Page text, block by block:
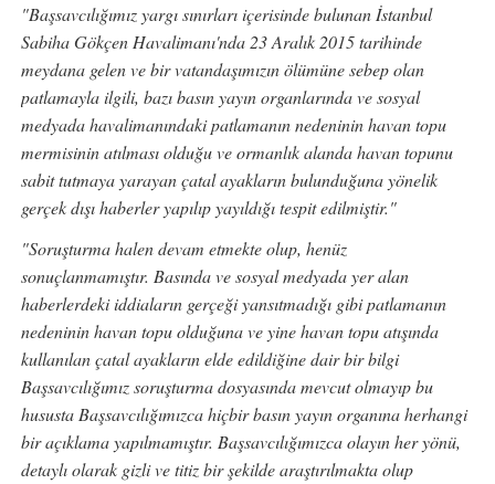
"Başsavcılığımız yargı sınırları içerisinde bulunan İstanbul
Sabiha Gökçen Havalimanı'nda 23 Aralık 2015 tarihinde
meydana gelen ve bir vatandaşımızın ölümüne sebep olan
patlamayla ilgili, bazı basın yayın organlarında ve sosyal
medyada havalimanındaki patlamanın nedeninin havan topu
mermisinin atılması olduğu ve ormanlık alanda havan topunu
sabit tutmaya yarayan çatal ayakların bulunduğuna yönelik
gerçek dışı haberler yapılıp yayıldığı tespit edilmiştir."
"Soruşturma halen devam etmekte olup, henüz
sonuçlanmamıştır. Basında ve sosyal medyada yer alan
haberlerdeki iddiaların gerçeği yansıtmadığı gibi patlamanın
nedeninin havan topu olduğuna ve yine havan topu atışında
kullanılan çatal ayakların elde edildiğine dair bir bilgi
Başsavcılığımız soruşturma dosyasında mevcut olmayıp bu
hususta Başsavcılığımızca hiçbir basın yayın organına herhangi
bir açıklama yapılmamıştır. Başsavcılığımızca olayın her yönü,
detaylı olarak gizli ve titiz bir şekilde araştırılmakta olup